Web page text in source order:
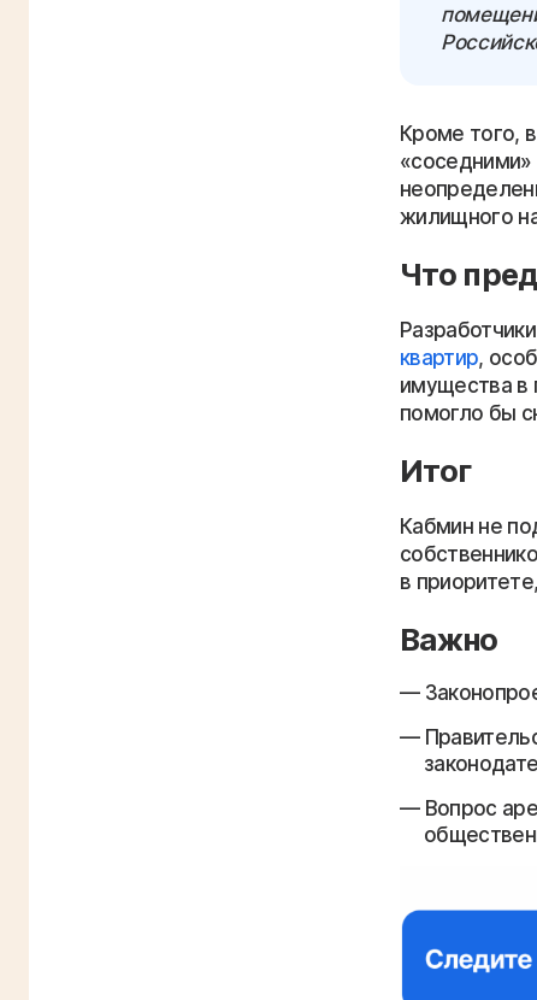
Кроме того,
жилищного
Что
квартир,
имущества в
помогло бы
Итог
Кабмин не
в
Важно
Вопрос